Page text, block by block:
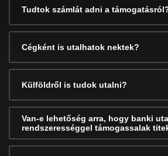
Tudtok számlát adni a
Cégként is utalhatok nektek?
Külföldről is tudok utalni?
Van-e lehetőség arra, hogy banki
rendszerességgel támogassalak